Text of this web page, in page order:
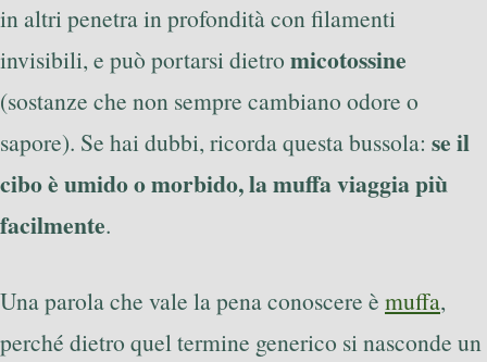
in altri penetra in profondità con filamenti
invisibili, e può portarsi dietro micotossine
(sostanze che non sempre cambiano odore o
sapore). Se hai dubbi, ricorda questa bussola: se il
cibo è umido o morbido, la muffa viaggia più
facilmente.
Una parola che vale la pena conoscere è muffa,
perché dietro quel termine generico si nasconde un